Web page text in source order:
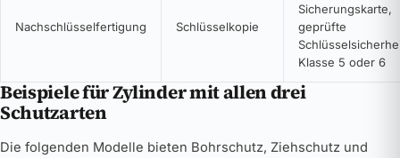
Nachschlüsselfertigung Schlüsselkopie
Sicherungskarte,
geprüfte
Klasse 5 oder 6
Beispiele für Zylinder mit allen drei
Schutzarten
Die folgenden Modelle bieten Bohrschutz, Ziehschutz und